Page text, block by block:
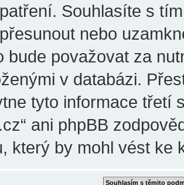
Souhlasíte s
nebo
bude považovat za
v databázi.
tyto informace třetí
ani phpBB
který by mohl vést ke